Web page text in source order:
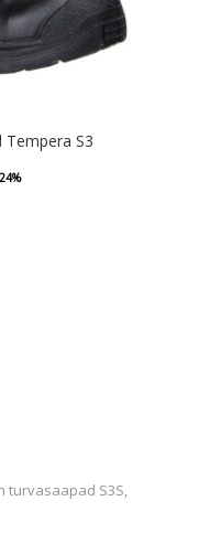
Tempera S3
turvasaapad S3S,